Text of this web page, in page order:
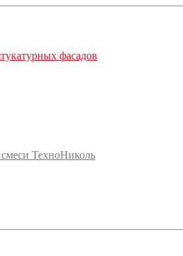
фасадов
ТехноНиколь